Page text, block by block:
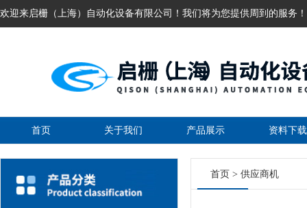
欢迎来启栅（上海）自动化设备有限公司！我们将为您提供周到的服务！
首页 关于我们 产品展示 资料下载
首页 > 供应商机